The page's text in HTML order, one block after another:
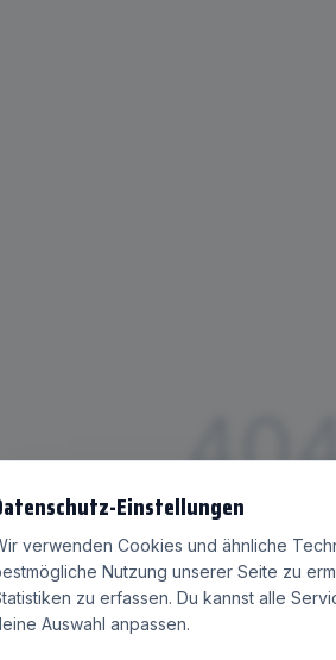
Seite nicht
Die Seite"telekom/zurueck-zur-
bund-soll-mobilfunkmasten-
Einstellungen
verwenden Cookies und ähnliche
Nutzung unserer Seite zu
zu erfassen. Du kannst alle
Auswahl anpassen.